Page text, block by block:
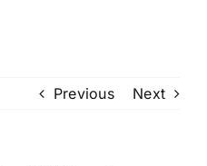
Previous Next